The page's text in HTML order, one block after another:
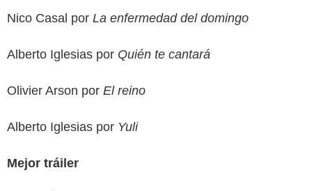
Nico Casal por La enfermedad del domingo
Alberto Iglesias por Quién te cantará
Olivier Arson por El reino
Alberto Iglesias por Yuli
Mejor tráiler